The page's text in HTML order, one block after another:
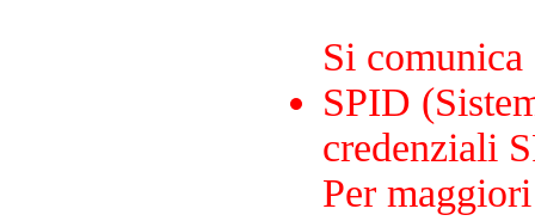
Si
SPID
credenziali
Per